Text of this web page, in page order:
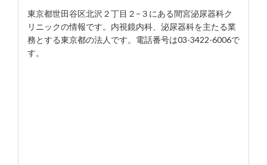
東京都世田谷区北沢２丁目２−３にある間宮泌尿器科ク
リニックの情報です。内視鏡内科、泌尿器科を主たる業
務とする東京都の法人です。電話番号は03-3422-6006で
す。